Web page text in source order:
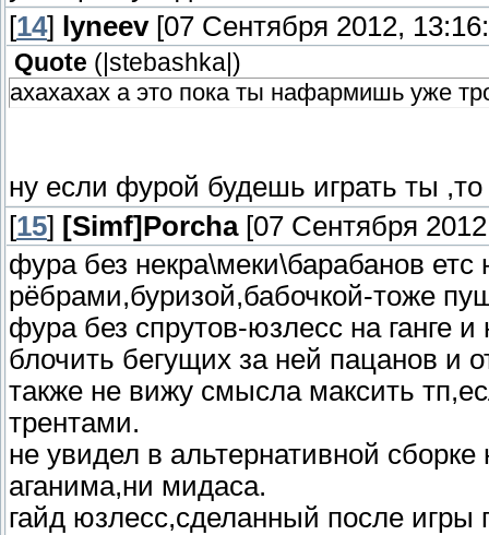
[14] lyneev[07 Сентября 2012,
Quote ( |stebashka| )
ахахахах а это пока ты нафармишь уже
ну если фурой будешь играть ты ,то
[15] [Simf]Porcha[07 Сентября
фура без некра\меки\барабанов
рёбрами,буризой,бабочкой-тоже
фура без спрутов-юзлесс на ганге
блочить бегущих за ней пацанов и
также не вижу смысла максить
трентами.
не увидел в альтернативной
аганима,ни мидаса.
гайд юзлесс,сделанный после